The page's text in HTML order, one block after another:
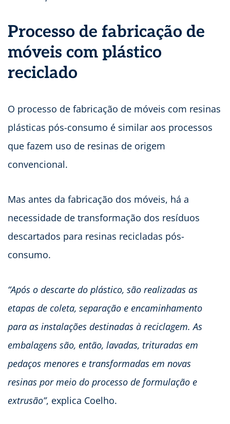
Processo de fabricação de
móveis com plástico
reciclado
O processo de fabricação de móveis com resinas
plásticas pós-consumo é similar aos processos
que fazem uso de resinas de origem
convencional.
Mas antes da fabricação dos móveis, há a
necessidade de transformação dos resíduos
descartados para resinas recicladas pós-
consumo.
“Após o descarte do plástico, são realizadas as
etapas de coleta, separação e encaminhamento
para as instalações destinadas à reciclagem. As
embalagens são, então, lavadas, trituradas em
pedaços menores e transformadas em novas
resinas por meio do processo de formulação e
extrusão”, explica Coelho.